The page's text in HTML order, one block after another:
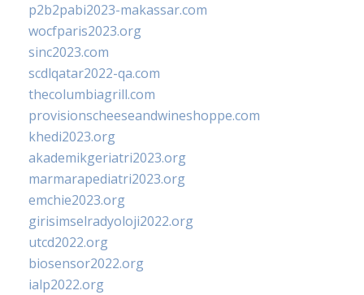
p2b2pabi2023-makassar.com
wocfparis2023.org
sinc2023.com
scdlqatar2022-qa.com
thecolumbiagrill.com
provisionscheeseandwineshoppe.com
khedi2023.org
akademikgeriatri2023.org
marmarapediatri2023.org
emchie2023.org
girisimselradyoloji2022.org
utcd2022.org
biosensor2022.org
ialp2022.org